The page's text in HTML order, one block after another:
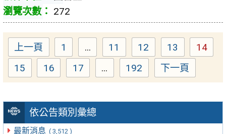
依公告類別彙總
最新消息 ( 3,512 )
272
上一頁 Page
1 ... Page
11 Page
12 Page
13 Page
14
Page
15 Page
16 Page
17 ... Page
192 下一頁